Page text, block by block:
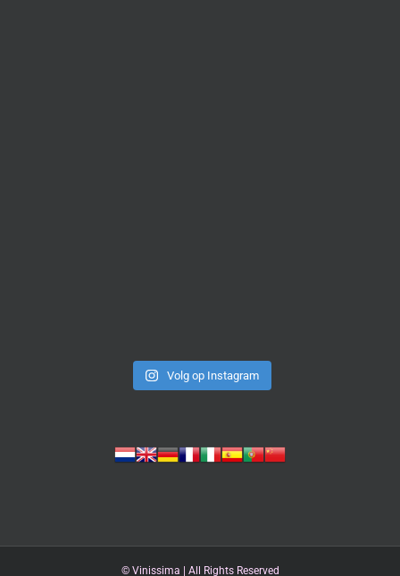
Volg op Instagram
© Vinissima | All Rights Reserved